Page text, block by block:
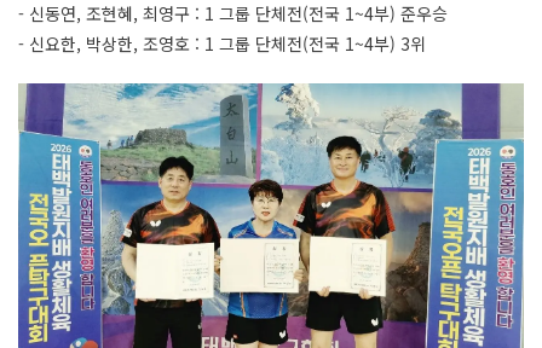
- 신동연, 조현혜, 최영구 : 1 그룹 단체전(전국 1~4부) 준우승
- 신요한, 박상한, 조영호 : 1 그룹 단체전(전국 1~4부) 3위